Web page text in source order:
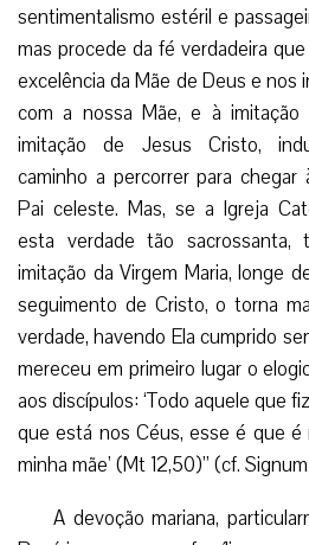
imitação das suas sublimes
os cristãos imitar com espírito
bondade que lhes foram deixados
veneráveis Irmãos, a outra
chamar a vossa atenção e a
vossos cuidados pastorais,
favoravelmente a exortação
Vaticano II: ‘Recordem-se os
autêntica não consiste em
passageiro ou em vã
verdadeira que nos leva a
de Deus e nos incita a um amor
e à imitação das suas
Cristo, indubitavelmente, o régio
chegar à santidade absoluta do Pai
também afirmou que a imitação